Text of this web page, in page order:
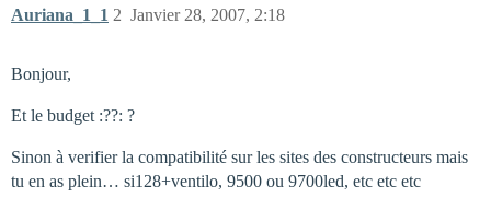
Auriana_1_1 Janvier 28, 2007, 2:18
2
Bonjour,
Et le budget :??: ?
Sinon à verifier la compatibilité sur les sites des constructeurs mais
tu en as plein… si128+ventilo, 9500 ou 9700led, etc etc etc